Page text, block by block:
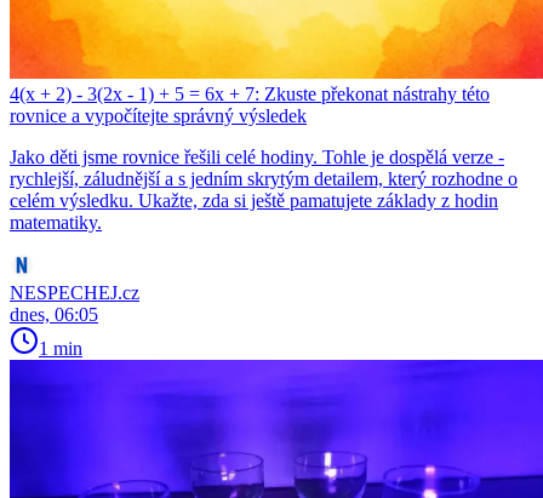
4(x + 2) - 3(2x - 1) + 5 = 6x + 7: Zkuste překonat nástrahy této
rovnice a vypočítejte správný výsledek
Jako děti jsme rovnice řešili celé hodiny. Tohle je dospělá verze -
rychlejší, záludnější a s jedním skrytým detailem, který rozhodne o
celém výsledku. Ukažte, zda si ještě pamatujete základy z hodin
matematiky.
NESPECHEJ.cz
dnes, 06:05
1 min